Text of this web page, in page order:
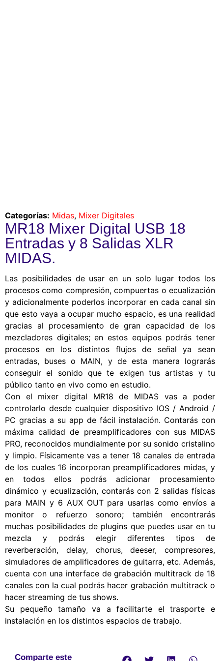
Categorías: Midas, Mixer Digitales
MR18 Mixer Digital USB 18
Entradas y 8 Salidas XLR
MIDAS.
Las posibilidades de usar en un solo lugar todos los
procesos como compresión, compuertas o ecualización
y adicionalmente poderlos incorporar en cada canal sin
que esto vaya a ocupar mucho espacio, es una realidad
gracias al procesamiento de gran capacidad de los
mezcladores digitales; en estos equipos podrás tener
procesos en los distintos flujos de señal ya sean
entradas, buses o MAIN, y de esta manera lograrás
conseguir el sonido que te exigen tus artistas y tu
público tanto en vivo como en estudio.
Con el mixer digital MR18 de MIDAS vas a poder
controlarlo desde cualquier dispositivo IOS / Android /
PC gracias a su app de fácil instalación. Contarás con
máxima calidad de preamplificadores con sus MIDAS
PRO, reconocidos mundialmente por su sonido cristalino
y limpio. Físicamente vas a tener 18 canales de entrada
de los cuales 16 incorporan preamplificadores midas, y
en todos ellos podrás adicionar procesamiento
dinámico y ecualización, contarás con 2 salidas físicas
para MAIN y 6 AUX OUT para usarlas como envíos a
monitor o refuerzo sonoro; también encontrarás
muchas posibilidades de plugins que puedes usar en tu
mezcla y podrás elegir diferentes tipos de
reverberación, delay, chorus, deeser, compresores,
simuladores de amplificadores de guitarra, etc. Además,
cuenta con una interface de grabación multitrack de 18
canales con la cual podrás hacer grabación multitrack o
hacer streaming de tus shows.
Su pequeño tamaño va a facilitarte el trasporte e
instalación en los distintos espacios de trabajo.
Comparte este